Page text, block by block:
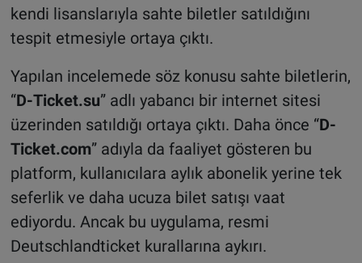
kendi lisanslarıyla sahte biletler satıldığını
tespit etmesiyle ortaya çıktı.
Yapılan incelemede söz konusu sahte biletlerin,
“D-Ticket.su” adlı yabancı bir internet sitesi
üzerinden satıldığı ortaya çıktı. Daha önce “D-
Ticket.com” adıyla da faaliyet gösteren bu
platform, kullanıcılara aylık abonelik yerine tek
seferlik ve daha ucuza bilet satışı vaat
ediyordu. Ancak bu uygulama, resmi
Deutschlandticket kurallarına aykırı.